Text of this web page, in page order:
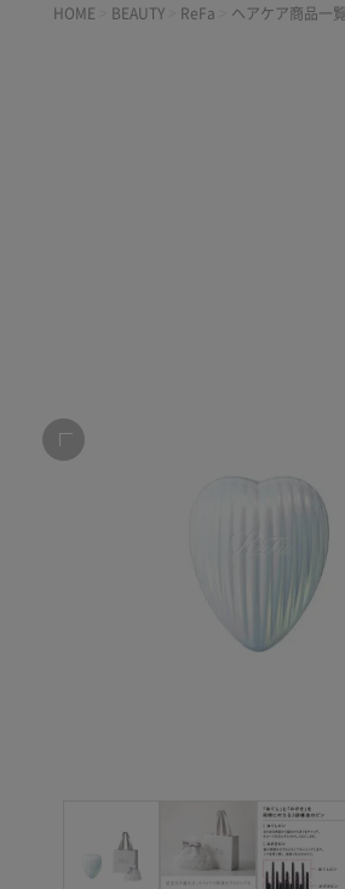
HOME BEAUTY ReFa ヘアケア商品一覧